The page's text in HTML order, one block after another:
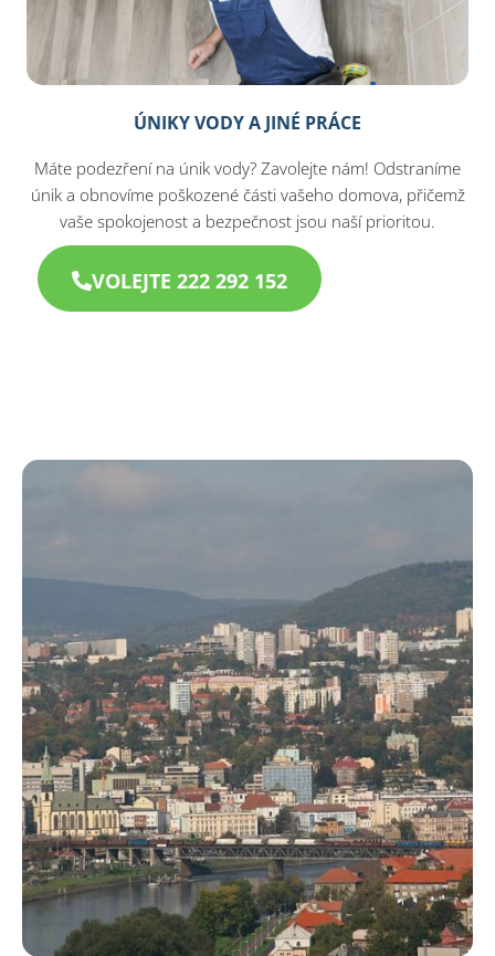
ÚNIKY VODY A JINÉ PRÁCE
Máte podezření na únik vody? Zavolejte nám! Odstraníme
únik a obnovíme poškozené části vašeho domova, přičemž
vaše spokojenost a bezpečnost jsou naší prioritou.
VOLEJTE 222 292 152